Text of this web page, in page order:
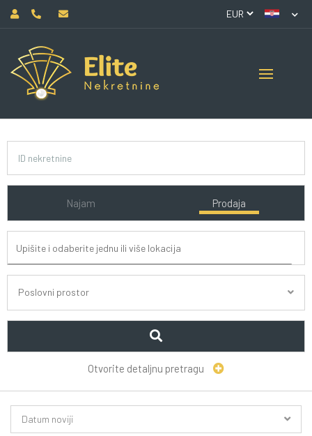
Najam Prodaja
Poslovni prostor
Otvorite detaljnu pretragu
Datum noviji